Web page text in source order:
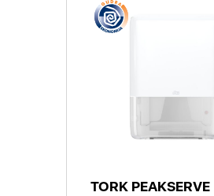
TORK PEAKSERVE